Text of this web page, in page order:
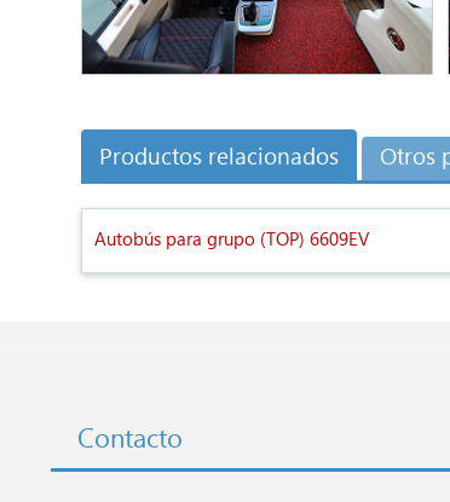
Productos relacionados Otros
Autobús para grupo (TOP) 6609EV
Contacto